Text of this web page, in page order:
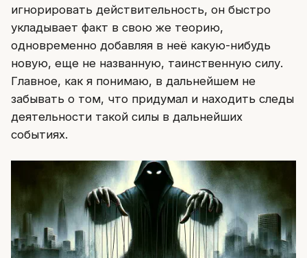
игнорировать действительность, он быстро
укладывает факт в свою же теорию,
одновременно добавляя в неё какую-нибудь
новую, еще не названную, таинственную силу.
Главное, как я понимаю, в дальнейшем не
забывать о том, что придумал и находить следы
деятельности такой силы в дальнейших
событиях.